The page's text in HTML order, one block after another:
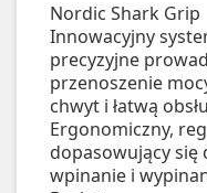
Nordic Shark Grip
Innowacyjny
precyzyjne
przenoszenie
chwyt i łatwą
Ergonomiczny,
dopasowujący się
wpinanie i